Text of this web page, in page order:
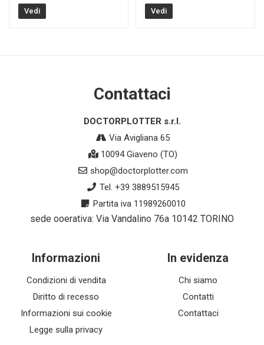
Vedi Vedi
Contattaci
DOCTORPLOTTER s.r.l.
Via Avigliana 65
10094 Giaveno (TO)
shop@doctorplotter.com
Tel. +39 3889515945
Partita iva 11989260010
sede ooerativa: Via Vandalino 76a 10142 TORINO
Informazioni
Condizioni di vendita
Diritto di recesso
Informazioni sui cookie
Legge sulla privacy
In evidenza
Chi siamo
Contatti
Contattaci